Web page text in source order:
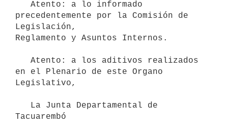
precedentemente por la Comisión de
Legislación,
Reglamento y Asuntos Internos.
en el Plenario de este Organo
Legislativo,
Tacuarembó